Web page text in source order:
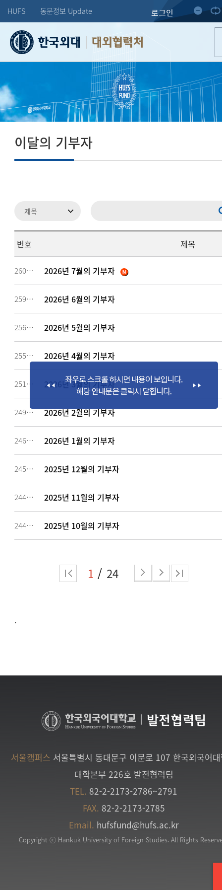
HUFS 동문정보 Update 로그인
대외협력처
이달의 기부자
번호 제목
260637 2026년 7월의 기부자
259186 2026년 6월의 기부자
256883 2026년 5월의 기부자
255327 2026년 4월의 기부자
251653 2026년 3월의 기부자
249094 2026년 2월의 기부자
246784 2026년 1월의 기부자
245319 2025년 12월의 기부자
244477 2025년 11월의 기부자
244476 2025년 10월의 기부자
1 24
.
발전협력팀
서울캠퍼스 서울특별시 동대문구 이문로 107 한국외국어
대학본부 226호 발전협력팀
TEL. 82-2-2173-2786~2791
FAX. 82-2-2173-2785
Email. hufsfund@hufs.ac.kr
Copyright ⓒ Hankuk University of Foreign Studies. All Rights